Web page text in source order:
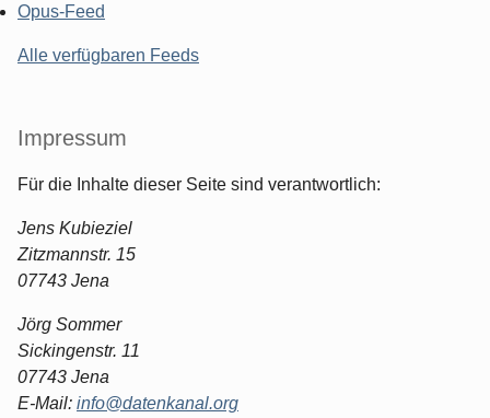
Opus-Feed
Alle verfügbaren Feeds
Impressum
Für die Inhalte dieser Seite sind verantwortlich:
Jens Kubieziel
Zitzmannstr. 15
07743 Jena
Jörg Sommer
Sickingenstr. 11
07743 Jena
E-Mail: info@datenkanal.org